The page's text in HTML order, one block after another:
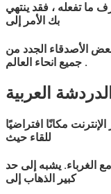
ما تفعله ، فقد ينتهي
بك الأمر إلى
الأصدقاء الجدد من
جميع انحاء العالم .
العربية
الإنترنت مكانًا افتراضيًا
للقاء حيث
الغرباء. يشبه إلى حد
كبير الذهاب إلى